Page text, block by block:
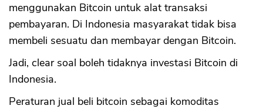
menggunakan Bitcoin untuk alat transaksi
pembayaran. Di Indonesia masyarakat tidak bisa
membeli sesuatu dan membayar dengan Bitcoin.
Jadi, clear soal boleh tidaknya investasi Bitcoin di
Indonesia.
Peraturan jual beli bitcoin sebagai komoditas